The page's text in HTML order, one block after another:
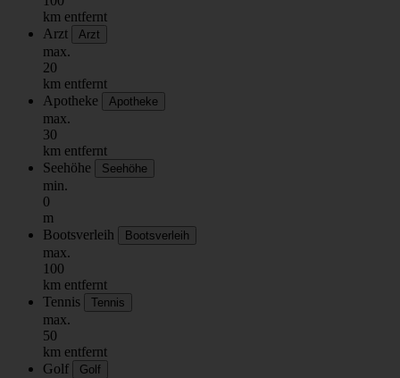
km entfernt
Arzt
Arzt
max.
20
km entfernt
Apotheke
Apotheke
max.
30
km entfernt
Seehöhe
Seehöhe
min.
0
m
Bootsverleih
Bootsverleih
max.
100
km entfernt
Tennis
Tennis
max.
50
km entfernt
Golf
Golf